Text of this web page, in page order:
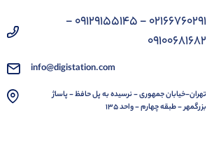
02166760291 - 09129155145 -
09100681682
info@digistation.com
تهران-خیابان جمهوری - نرسیده به پل حافظ - پاساژ
بزرگمهر - طبقه چهارم - واحد 135